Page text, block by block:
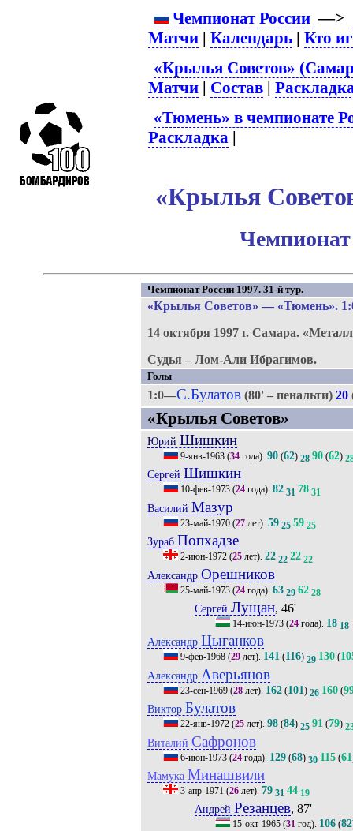
Чемпионат России —>
Матчи |Календарь |Кто
«Крылья Советов»
Матчи | Состав |
«Тюмень» в чемпионате
Раскладка |
«Крылья
Чемпионат
Чемпионат России 1997. 31-й тур.
«Крылья Советов» — «Тюмень».
14 октября 1997 г. Самара.
Судья – Лом-Али Ибрагимов.
Голы
1:0—С.Булатов(80' – пенальти) 20
«Крылья Советов»
Юрий Шишкин
9-янв-1963(34года). 90(62) 28 90(62)
Сергей Шишкин
10-фев-1973(24года). 82 31 78 31
Василий Мазур
23-май-1970(27лет). 59 25 59 25
Зураб Попхадзе
2-июн-1972(25лет). 22 22 22 22
Александр Орешников
25-май-1973(24года). 63 29 62 28
Сергей Лущан, 46'
14-июн-1973 (24 года). 18 18
Александр Цыганков
9-фев-1968(29лет). 141(116) 29 130(
Александр Аверьянов
23-сен-1969(28лет). 162(101) 26 160(
Виктор Булатов
22-янв-1972(25лет). 98(84) 25 91(79)
Виталий Сафронов
6-июн-1973(24года). 129(68) 30 115(61
Мамука Минашвили
3-апр-1971 (26лет). 79 31 44 19
Андрей Резанцев, 87'
15-окт-1965 (31 год). 106 (82